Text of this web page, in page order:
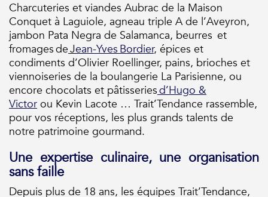
Charcuteries et viandes Aubrac de la Maison
Conquet à Laguiole, agneau triple A de l’Aveyron,
jambon Pata Negra de Salamanca, beurres et
fromages deJean-YvesBordier, épices et
condiments d’Olivier Roellinger, pains, brioches et
viennoiseries de la boulangerie La Parisienne, ou
encore chocolats et pâtisseriesd’Hugo &
Victor ou Kevin Lacote … Trait’Tendance rassemble,
pour vos réceptions, les plus grands talents de
notre patrimoine gourmand.
Une expertise culinaire, une organisation
sans faille
Depuis plus de 18 ans, les équipes Trait’Tendance,